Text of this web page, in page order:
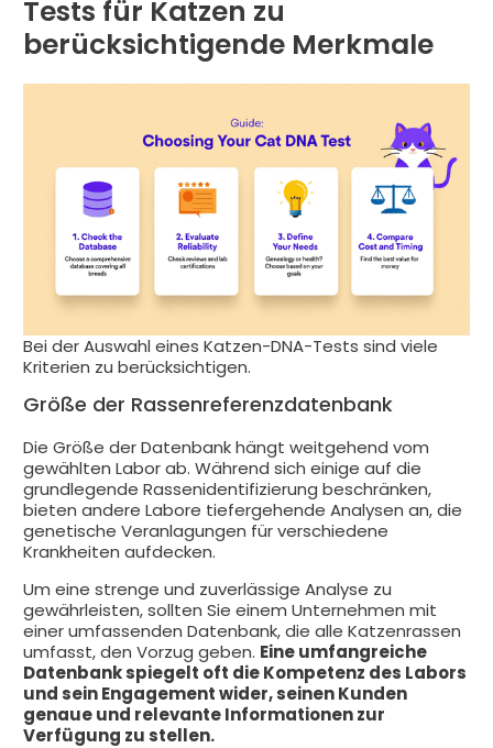
Tests für Katzen zu
berücksichtigende Merkmale
Bei der Auswahl eines Katzen-DNA-Tests sind viele
Kriterien zu berücksichtigen.
Größe der Rassenreferenzdatenbank
Die Größe der Datenbank hängt weitgehend vom
gewählten Labor ab. Während sich einige auf die
grundlegende Rassenidentifizierung beschränken,
bieten andere Labore tiefergehende Analysen an, die
genetische Veranlagungen für verschiedene
Krankheiten aufdecken.
Um eine strenge und zuverlässige Analyse zu
gewährleisten, sollten Sie einem Unternehmen mit
einer umfassenden Datenbank, die alle Katzenrassen
umfasst, den Vorzug geben. Eine umfangreiche
Datenbank spiegelt oft die Kompetenz des Labors
und sein Engagement wider, seinen Kunden
genaue und relevante Informationen zur
Verfügung zu stellen.